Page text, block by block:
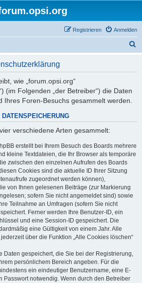
Anmelden
Registrieren
wie „forum.opsi.org“
(im Folgenden „der Betreiber“) die Daten
Ihres Foren-Besuchs gesammelt werden.
verschiedene Arten gesammelt:
erstellt bei Ihrem Besuch des Boards mehrere
kleine Textdateien, die Ihr Browser als temporäre
zwischen den einzelnen Aufrufen des Boards
Cookies sind die aktuelle ID Ihrer Sitzung
zugeordnet werden können),
von Ihnen gelesenen Beiträge (zur Markierung
sofern Sie nicht angemeldet sind) sowie
Teilnahme an Umfragen (sofern Sie nicht
Ferner werden Ihre Benutzer-ID, ein
und eine Session-ID gespeichert. Die
eine Gültigkeit von einem Jahr. Alle
über die Funktion „Alle Cookies löschen“
Daten gespeichert, die Sie bei der Registrierung,
persönlichem Bereich angeben. Für die
ein eindeutiger Benutzername, eine E-
Passwort notwendig. Wenn durch den Betreiber